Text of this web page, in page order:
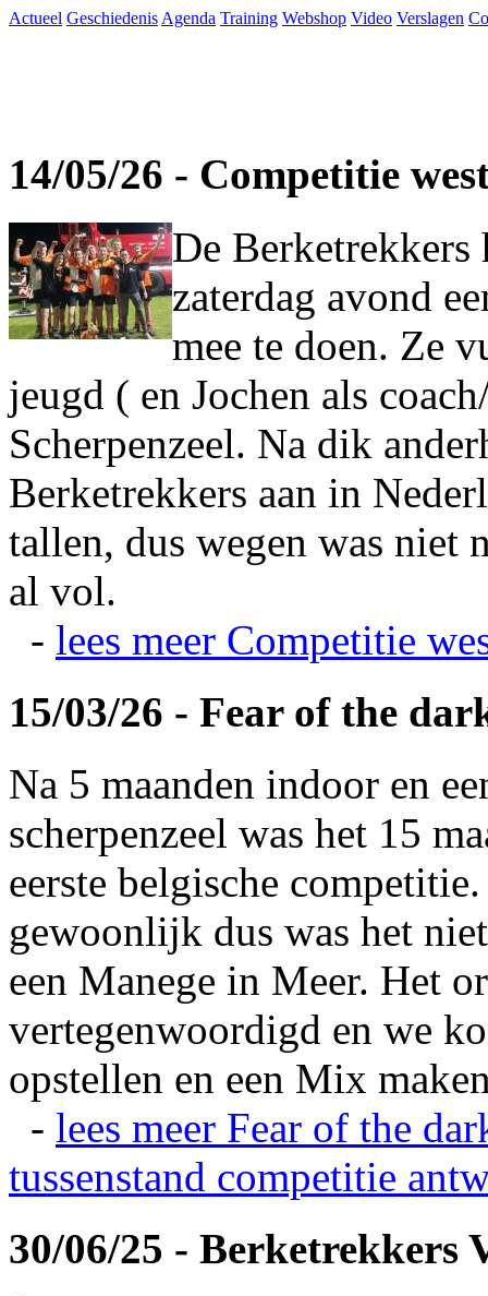
Actueel Geschiedenis Agenda Training Webshop Video Verslagen
14/05/26 - Competitie
De Berketrekkers
zaterdag avond
mee te doen. Ze
jeugd ( en Jochen als
Scherpenzeel. Na dik
Berketrekkers aan in
tallen, dus wegen was niet
al vol.
- lees meer Competitie
15/03/26 - Fear of the
Na 5 maanden indoor en
scherpenzeel was het 15
eerste belgische
gewoonlijk dus was het
een Manege in Meer. Het
vertegenwoordigd en we
opstellen en een Mix
- lees meer Fear of the
tussenstand competitie
30/06/25 - Berketrekkers